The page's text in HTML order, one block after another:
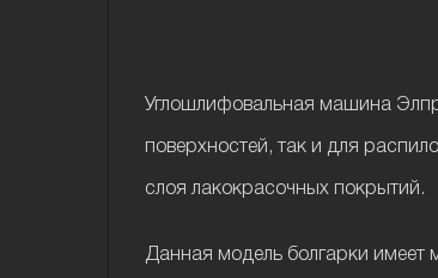
Углошлифовальная машина
поверхностей, так и для
слоя лакокрасочных покрытий.
Данная модель болгарки имеет